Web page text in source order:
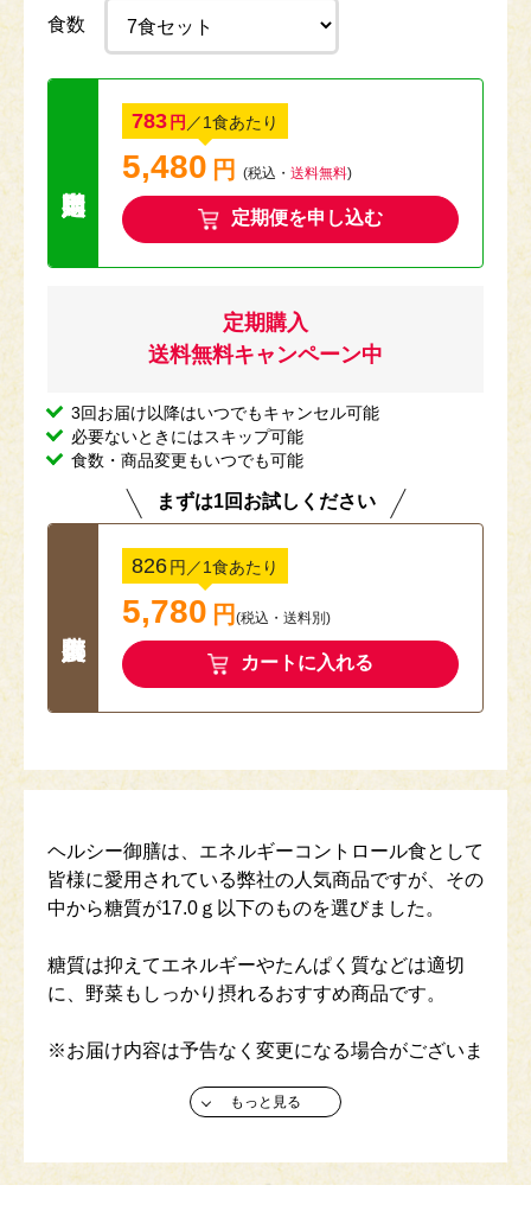
食数
送料無料キャ
783円 ／1食あたり
5,480 円 (税込・送料無料)
定期便を申し込む
定期購入
送料無料キャンペーン中
3回お届け以降はいつでもキャンセル可能
必要ないときにはスキップ可能
食数・商品変更もいつでも可能
まずは1回お試しください
826円 ／1食あたり
5,780 円(税込 ・送料別)
カートに入れる
ヘルシー御膳は、エネルギーコントロール食として
皆様に愛用されている弊社の人気商品ですが、その
中から糖質が17.0ｇ以下のものを選びました。
糖質は抑えてエネルギーやたんぱく質などは適切
に、野菜もしっかり摂れるおすすめ商品です。
※お届け内容は予告なく変更になる場合がございま
※定期継続購入とは、1回のお申し込みでご注文い
るサービスです。 （3回以上の継続からご利用いた
もっと見る